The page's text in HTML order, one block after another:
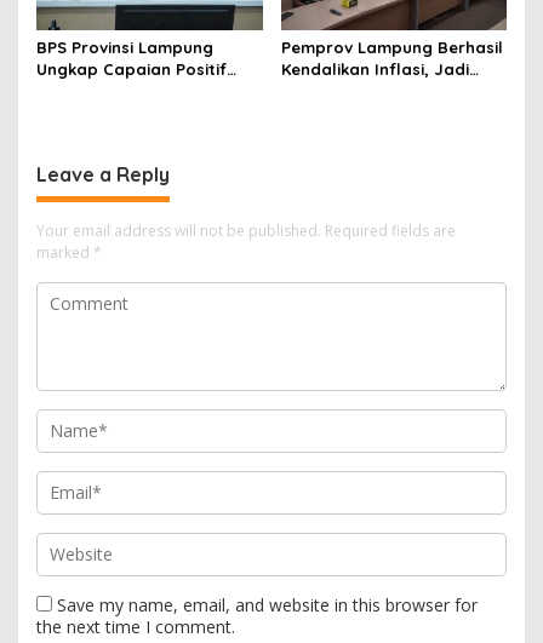
BPS Provinsi Lampung
Ungkap Capaian Positif
Pemprov Lampung Berhasil
Kendalikan Inflasi, Jadi
Leave a Reply
Your email address will not be published. Required fields are
marked *
Save my name, email, and website in this browser for
the next time I comment.